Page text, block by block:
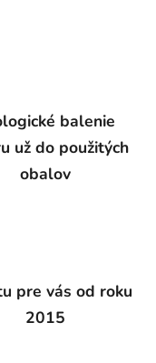
balenie
už do použitých
obalov
pre vás od roku
2015